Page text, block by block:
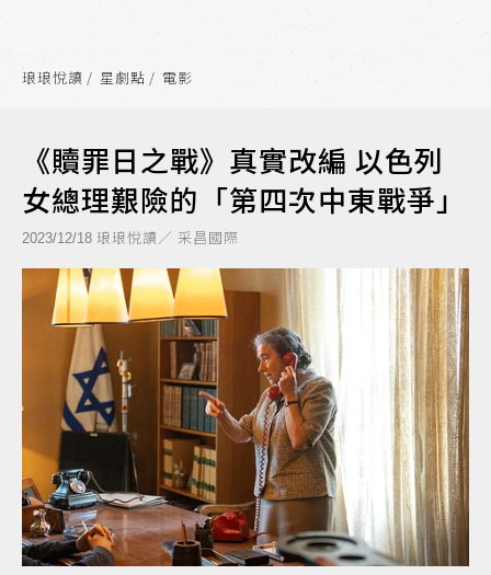
琅琅悅讀 星劇點 電影
《贖罪日之戰》真實改編 以色列
女總理艱險的「第四次中東戰爭」
2023/12/18 琅琅悅讀／ 采昌國際